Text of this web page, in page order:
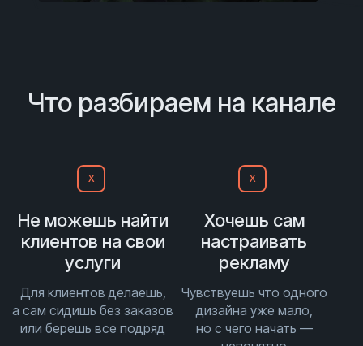
Что разбираем на канале
Х
Не можешь найти
клиентов на свои
услуги
Для клиентов делаешь,
а сам сидишь без заказов
или берешь все подряд
Х
Хочешь сам
настраивать
рекламу
Чувствуешь что одного
дизайна уже мало,
но с чего начать —